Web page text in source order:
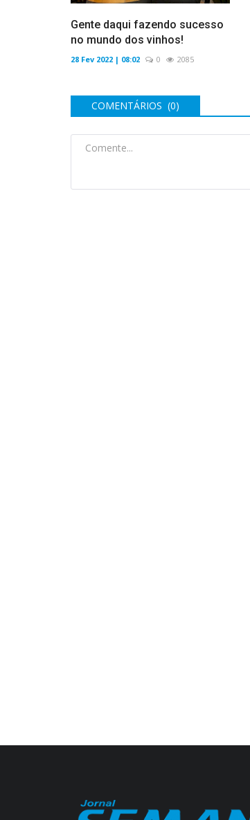
Gente daqui fazendo sucesso
no mundo dos vinhos!
28 Fev 2022 | 08:02 0 2085
COMENTÁRIOS (0)